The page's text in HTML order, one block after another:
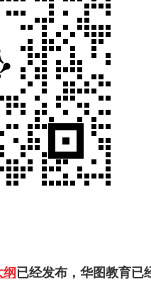
已经发布，华图教育已